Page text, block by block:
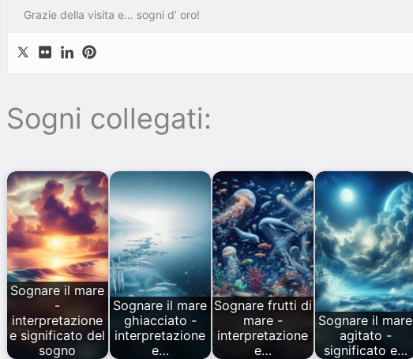
Grazie della visita e… sogni d’ oro!
Sogni collegati:
Sognare il mare
-
interpretazione
e significato del
sogno
Sognare il mare
ghiacciato -
interpretazione
e…
Sognare frutti di
mare -
interpretazione
e…
Sognare il mare
agitato -
significato e…